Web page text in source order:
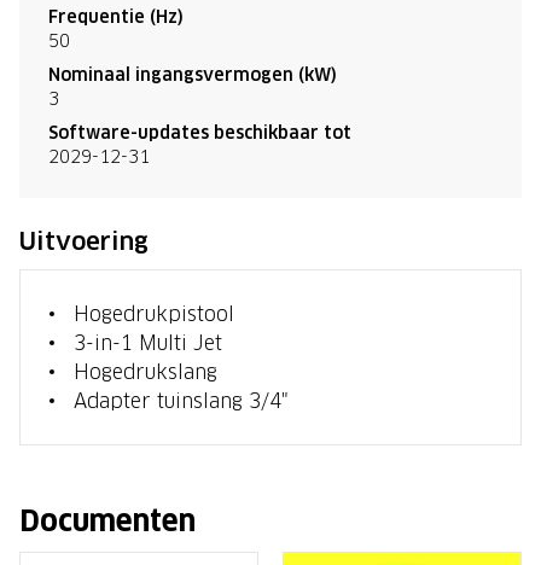
Frequentie (Hz)
50
Nominaal ingangsvermogen (kW)
3
Software-updates beschikbaar tot
2029-12-31
Uitvoering
Hogedrukpistool
3-in-1 Multi Jet
Hogedrukslang
Adapter tuinslang 3/4"
Documenten